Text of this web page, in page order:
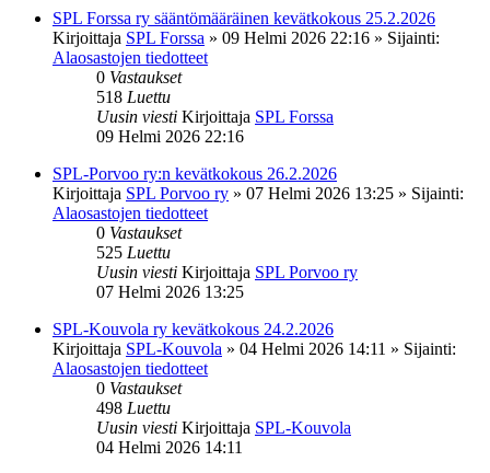
SPL Forssa ry sääntömääräinen kevätkokous 25.2.2026
Kirjoittaja SPL Forssa » 09 Helmi 2026 22:16 » Sijainti:
Alaosastojen tiedotteet
0 Vastaukset
518 Luettu
Uusin viesti Kirjoittaja SPL Forssa
09 Helmi 2026 22:16
SPL-Porvoo ry:n kevätkokous 26.2.2026
Kirjoittaja SPL Porvoo ry » 07 Helmi 2026 13:25 » Sijainti:
Alaosastojen tiedotteet
0 Vastaukset
525 Luettu
Uusin viesti Kirjoittaja SPL Porvoo ry
07 Helmi 2026 13:25
SPL-Kouvola ry kevätkokous 24.2.2026
Kirjoittaja SPL-Kouvola » 04 Helmi 2026 14:11 » Sijainti:
Alaosastojen tiedotteet
0 Vastaukset
498 Luettu
Uusin viesti Kirjoittaja SPL-Kouvola
04 Helmi 2026 14:11